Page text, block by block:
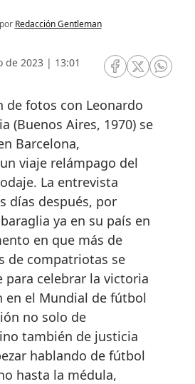
Redacción Gentleman
de 2023 | 13:01
RRSS Facebook
RRSSRRSS
(Buenos Aires, 1970) se
Barcelona,
viaje relámpago del
La entrevista
días después, por
ya en su país en
en que más de
de compatriotas se
para celebrar la victoria
en el Mundial de fútbol
no solo de
también de justicia
hablando de fútbol
hasta la médula,